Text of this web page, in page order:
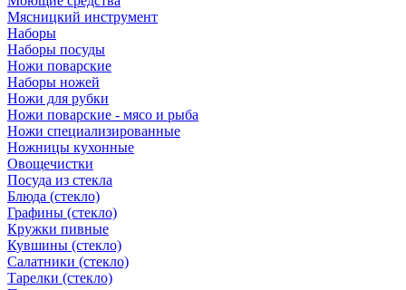
Мясницкий инструмент
Наборы
Наборы посуды
Ножи поварские
Наборы ножей
Ножи для рубки
Ножи поварские - мясо и рыба
Ножи специализированные
Ножницы кухонные
Овощечистки
Посуда из стекла
Блюда (стекло)
Графины (стекло)
Кружки пивные
Кувшины (стекло)
Салатники (стекло)
Тарелки (стекло)